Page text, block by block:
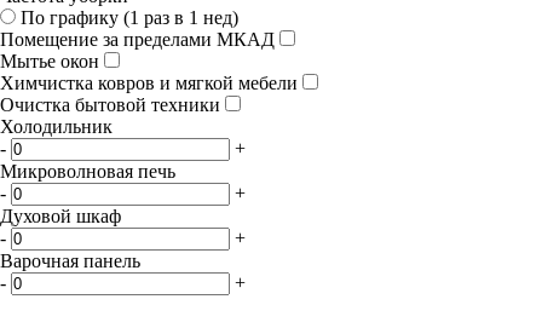
По графику (1 раз в 1 нед)
Помещение за пределами МКАД
Мытье окон
Химчистка ковров и мягкой мебели
Очистка бытовой техники
Холодильник
-
+
Микроволновая печь
-
+
Духовой шкаф
-
+
Варочная панель
-
+